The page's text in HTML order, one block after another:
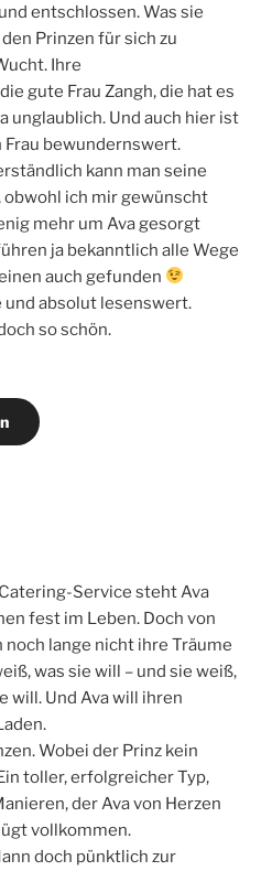
entschlossen. Was sie
Prinzen für sich zu
Ihre
gute Frau Zangh, die hat es
unglaublich. Und auch hier ist
bewundernswert.
kann man seine
ich mir gewünscht
mehr um Ava gesorgt
ja bekanntlich alle Wege
auch gefunden
und absolut lesenswert.
so schön.
Service steht Ava
fest im Leben. Doch von
lange nicht ihre Träume
was sie will – und sie weiß,
will. Und Ava will ihren
Wobei der Prinz kein
toller, erfolgreicher Typ,
der Ava von Herzen
vollkommen.
doch pünktlich zur